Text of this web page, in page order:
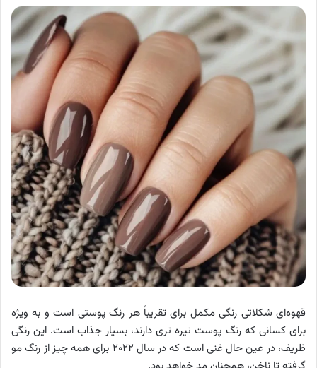
قهوه‌ای شکلاتی رنگی مکمل برای تقریباً هر رنگ پوستی است و به ویژه
برای کسانی که رنگ پوست تیره تری دارند، بسیار جذاب است. این رنگی
ظریف، در عین حال غنی است که در سال ۲۰۲۲ برای همه چیز از رنگ مو